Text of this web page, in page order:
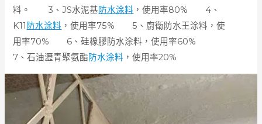
料。 3、JS水泥基防水涂料 ，使用率80% 4、
K11 防水涂料 ，使用率75% 5、廚衛防水王涂料，使
用率70% 6、硅橡膠防水涂料，使用率60%
7、石油瀝青聚氨酯防水涂料 ，使用率20%